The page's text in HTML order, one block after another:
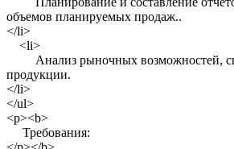
объемов планируемых продаж..
</li>
<li>
Анализ рыночных возможностей,
продукции.
</li>
</ul>
<p><b>
Требования: